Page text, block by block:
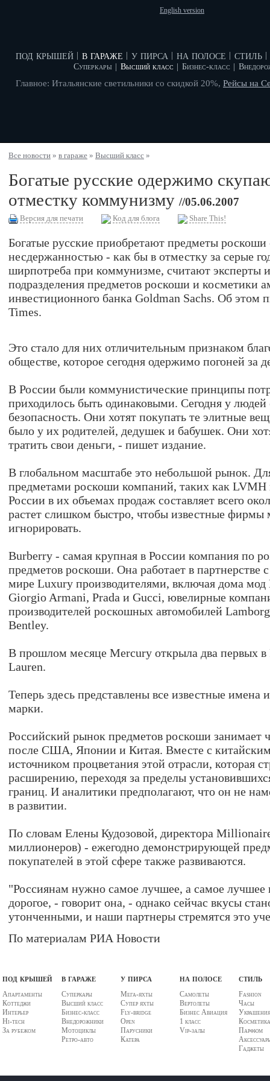
English version
под крышей в гараже
Суперкары Высший класс Бизнес-класс
у пирса на полосе стиль
Главное: Итальянские светильники со скидкой 20%, Рейсы на
Все новости » в гараже » Высший класс »
Богатые русские одержимо
отместку коммунизму //05.06.2007
Версия для печати Код для блога Share This!
Богатые русские приобретают предметы роскоши
несдержанностью - как бы в отместку за серые
ширпотреба при коммунизме, считают эксперты
подразделения предметов роскоши и косметики
инвестиционного банка Goldman Sachs. Об этом
Times.
Это стало для них отличительным признаком
обществе, которое сегодня одержимо погоней за
В России были коммунистические принципы
приходилось быть одинаковыми. Сегодня у людей
безопасность. Они хотят покупать те элитные
было у их родителей, дедушек и бабушек. Они
тратить свои деньги, - пишет издание.
В глобальном масштабе это небольшой рынок.
предметами роскоши компаний, таких как LVMH
России в их объемах продаж составляет всего
растет слишком быстро, чтобы известные фирмы
игнорировать.
Burberry - самая крупная в России компания по
предметов роскоши. Она работает в партнерстве
мире Luxury производителями, включая дома мод
Giorgio Armani, Prada и Gucci, ювелирные
производителей роскошных автомобилей
Bentley.
В прошлом месяце Mercury открыла два первых в
Lauren.
Теперь здесь представлены все известные имена
марки.
Российский рынок предметов роскоши занимает
после США, Японии и Китая. Вместе с
источником процветания этой отрасли, которая
расширению, переходя за пределы
границ. И аналитики предполагают, что он не
в развитии.
По словам Елены Кудозовой, директора
миллионеров) - ежегодно демонстрирующей
покупателей в этой сфере также развиваются.
"Россиянам нужно самое лучшее, а самое лучшее
дорогое, - говорит она, - однако сейчас вкусы
утонченными, и наши партнеры стремятся это
По материалам РИА Новости
под крышей
Апартаменты
Коттеджи
Интерьер
Hi-tech
За рубежом
в гараже
Суперкары
Высший класс
Бизнес-класс
Внедорожники
Мотоциклы
Ретро-авто
у пирса
Мега-яхты
Супер яхты
Fly-bridge
Open
Парусники
Катера
на полосе
Самолеты
Вертолеты
Бизнес Авиация
1 класс
Vip-залы
стиль
Fashion
Часы
Парфюм
Гаджеты